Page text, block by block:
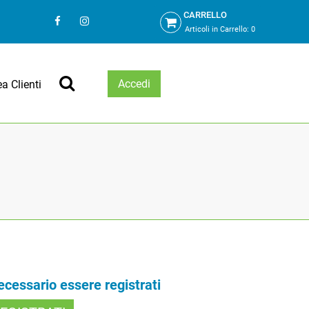
CARRELLO
Articoli in Carrello:0
Clienti Accedi
essere registrati